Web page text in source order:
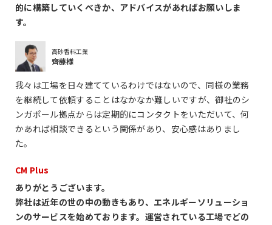
的に構築していくべきか、アドバイスがあればお願いしま
す。
高砂香料工業
齊藤様
我々は工場を日々建てているわけではないので、同様の業務
を継続して依頼することはなかなか難しいですが、御社のシ
ンガポール拠点からは定期的にコンタクトをいただいて、何
かあれば相談できるという関係があり、安心感はありまし
た。
CM Plus
ありがとうございます。
弊社は近年の世の中の動きもあり、エネルギーソリューショ
ンのサービスを始めております。運営されている工場でどの